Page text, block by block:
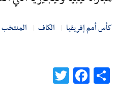
كأس أمم إفريقيا الكاف المنتخب
Share
Facebook